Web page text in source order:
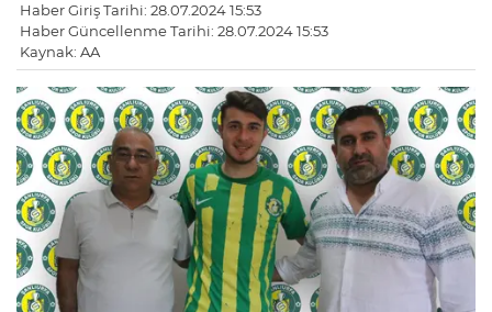
Haber Giriş Tarihi: 28.07.2024 15:53
Haber Güncellenme Tarihi: 28.07.2024 15:53
Kaynak: AA